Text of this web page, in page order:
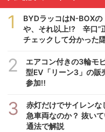
1
BYDラッコはN-BOX
や、それ以上!? 辛口”
チェックして分かった
2
エアコン付きの3輪モ
型EV「リーン3」の販
参加!!
3
赤灯だけでサイレンな
急車両なのか？ 抜い
通法で解説